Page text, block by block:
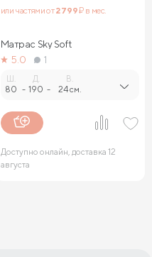
или частями от2 799₽ в мес.
Матрас Sky Soft
5.0
1
Ш.
80 -
Д.
190 -
В.
24 см.
Доступно онлайн, доставка 12
августа